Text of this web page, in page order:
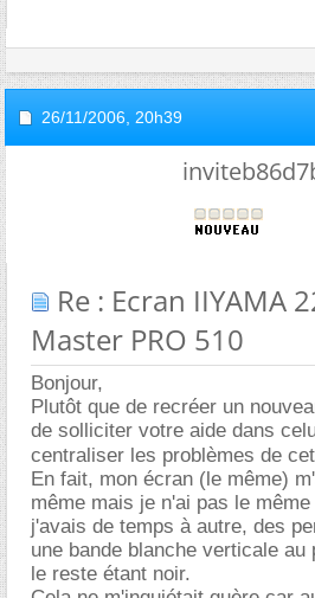
26/11/2006, 20h39
Re : Ecran IIYAMA
Master PRO 510
Bonjour,
Plutôt que de recréer un
de solliciter votre aide dans
centraliser les problèmes de
En fait, mon écran (le même)
même mais je n'ai pas le
j'avais de temps à autre, des
une bande blanche verticale au
le reste étant noir.